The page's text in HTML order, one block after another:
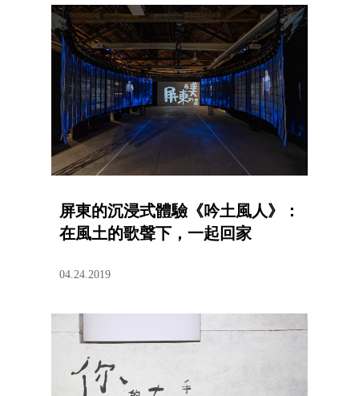
屏東的沉浸式體驗《吟土風人》：
在風土的歌聲下，一起回家
04.24.2019